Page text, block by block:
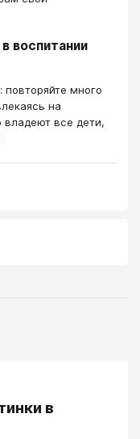
воспитании
повторяйте много
на
владеют все дети,
в